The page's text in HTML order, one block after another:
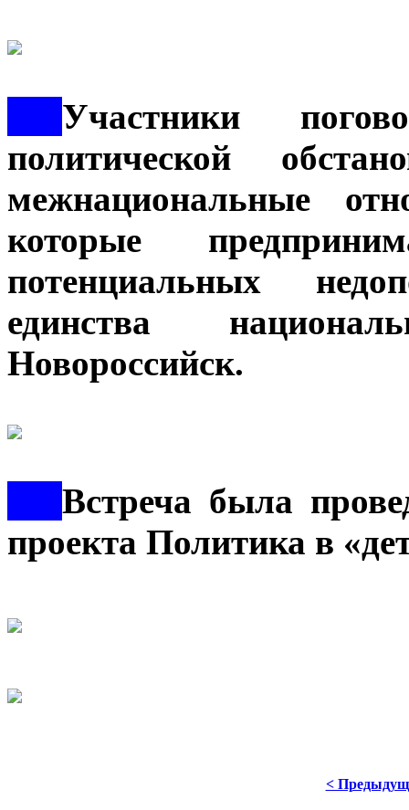
Участники
политической
межнациональные
которые
потенциальных
единства
Новороссийск.
Встреча была
проекта Политика в
<